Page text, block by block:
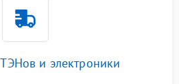
и электроники